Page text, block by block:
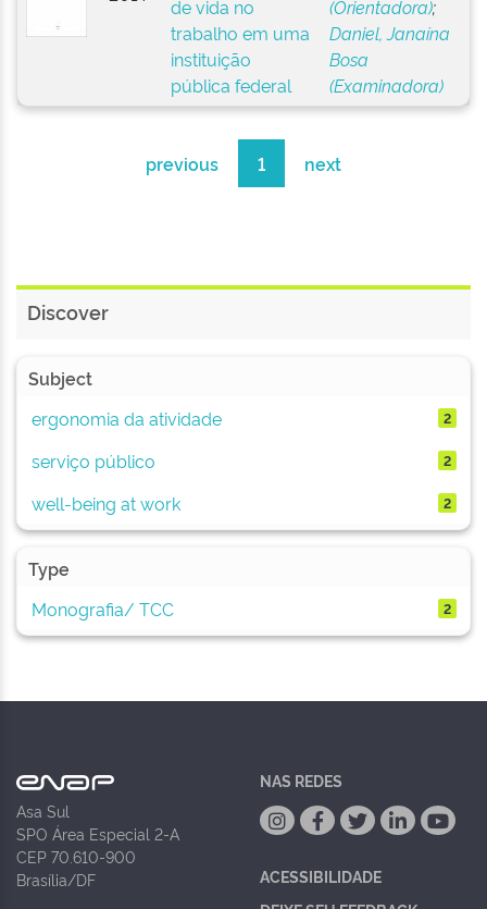
de vida no
trabalho em uma
instituição
pública federal
(Orientadora);
Daniel, Janaína
Bosa
(Examinadora)
previous 1 next
Discover
Subject
ergonomia da atividade
2
serviço público 2
well-being at work 2
Type
Monografia/ TCC
2
Asa Sul
SPO Área Especial 2-A
CEP 70.610-900
Brasília/DF
NAS REDES
ACESSIBILIDADE